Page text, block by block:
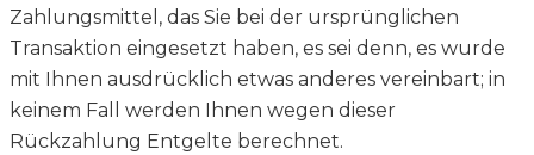
Zahlungsmittel, das Sie bei der ursprünglichen
Transaktion eingesetzt haben, es sei denn, es wurde
mit Ihnen ausdrücklich etwas anderes vereinbart; in
keinem Fall werden Ihnen wegen dieser
Rückzahlung Entgelte berechnet.